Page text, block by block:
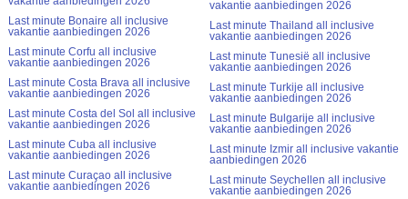
Last minute Bonaire all inclusive
vakantie aanbiedingen 2026
Last minute Corfu all inclusive
vakantie aanbiedingen 2026
Last minute Costa Brava all inclusive
vakantie aanbiedingen 2026
Last minute Costa del Sol all inclusive
vakantie aanbiedingen 2026
Last minute Cuba all inclusive
vakantie aanbiedingen 2026
Last minute Curaçao all inclusive
vakantie aanbiedingen 2026
vakantie aanbiedingen 2026
Last minute Thailand all inclusive
vakantie aanbiedingen 2026
Last minute Tunesië all inclusive
vakantie aanbiedingen 2026
Last minute Turkije all inclusive
vakantie aanbiedingen 2026
Last minute Bulgarije all inclusive
vakantie aanbiedingen 2026
Last minute Izmir all inclusive vakantie
aanbiedingen 2026
Last minute Seychellen all inclusive
vakantie aanbiedingen 2026